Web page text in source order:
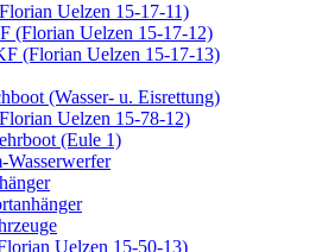
Uelzen 15-17-11)
(Florian Uelzen 15-17-12)
(Florian Uelzen 15-17-13)
(Wasser- u. Eisrettung)
Uelzen 15-78-12)
(Eule 1)
Wasserwerfer
Uelzen 15-50-13)